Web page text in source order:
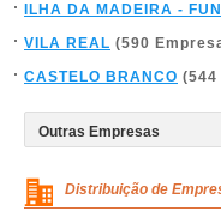
ILHA DA MADEIRA -
VILA REAL (590
CASTELO BRANCO (544
Distribuição de